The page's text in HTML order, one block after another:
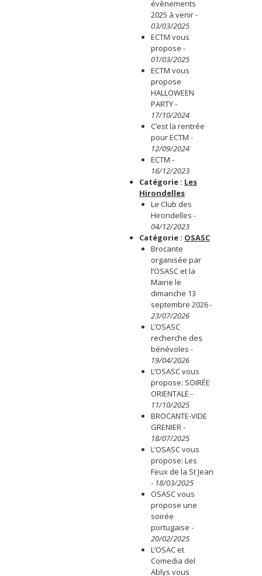
évènements
2025 à venir-
03/03/2025
ECTM vous
propose -
01/03/2025
ECTM vous
propose
HALLOWEEN
PARTY-
17/10/2024
C’est la rentrée
pour ECTM -
12/09/2024
ECTM -
16/12/2023
Catégorie : Les
Hirondelles
Le Club des
Hirondelles -
04/12/2023
Catégorie : OSASC
Brocante
organisée par
l’OSASC et la
Mairie le
dimanche 13
septembre 2026-
23/07/2026
L’OSASC
recherche des
bénévoles -
19/04/2026
L’OSASC vous
propose: SOIRÉE
ORIENTALE -
11/10/2025
BROCANTE-VIDE
GRENIER-
18/07/2025
L’OSASC vous
propose: Les
Feux de la St Jean
- 18/03/2025
OSASC vous
propose une
soirée
portugaise -
20/02/2025
L’OSAC et
Comedia del
Ablys vous